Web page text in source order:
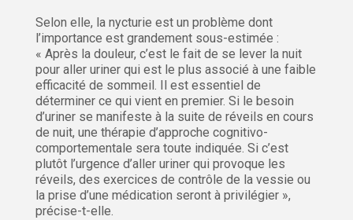
Selon elle, la nycturie est un problème dont
l’importance est grandement sous-estimée :
« Après la douleur, c’est le fait de se lever la nuit
pour aller uriner qui est le plus associé à une faible
efficacité de sommeil. Il est essentiel de
déterminer ce qui vient en premier. Si le besoin
d’uriner se manifeste à la suite de réveils en cours
de nuit, une thérapie d’approche cognitivo-
comportementale sera toute indiquée. Si c’est
plutôt l’urgence d’aller uriner qui provoque les
réveils, des exercices de contrôle de la vessie ou
la prise d’une médication seront à privilégier »,
précise-t-elle.